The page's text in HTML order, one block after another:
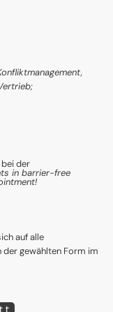
der
in barrier-free
auf alle
der gewählten Form im